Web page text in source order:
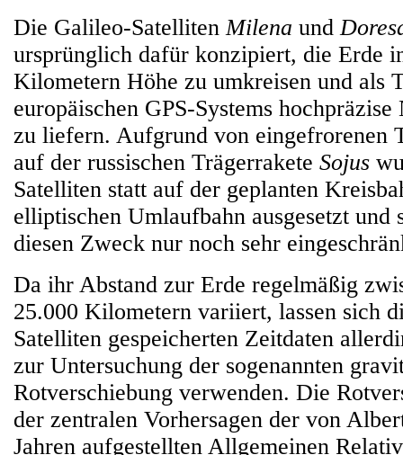
Die Galileo-SatellitenMilena und
ursprünglich dafür konzipiert, die Erde
Kilometern Höhe zu umkreisen und als
europäischen GPS-Systems
zu liefern. Aufgrund von eingefrorenen
auf der russischen Trägerrakete Sojus
Satelliten statt auf der geplanten
elliptischen Umlaufbahn ausgesetzt
diesen Zweck nur noch sehr
Da ihr Abstand zur Erde regelmäßig
25.000 Kilometern variiert, lassen sich
Satelliten gespeicherten Zeitdaten
zur Untersuchung der sogenannten
Rotverschiebung verwenden. Die
der zentralen Vorhersagen der von
Jahren aufgestellten Allgemeinen